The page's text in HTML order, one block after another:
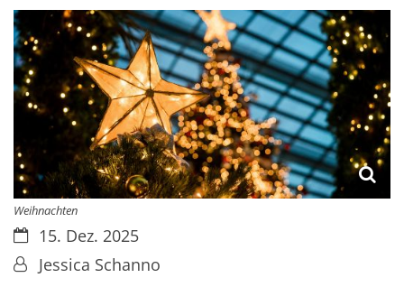
Weihnachten
Datum:15. Dez. 2025
Von:Jessica Schanno